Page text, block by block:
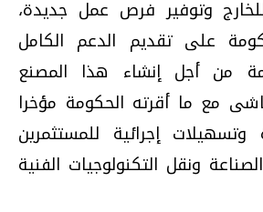
وتوفير فرص عمل جديدة،
على تقديم الدعم الكامل
من أجل إنشاء هذا المصنع
مع ما أقرته الحكومة مؤخرا
إجرائية للمستثمرين
ونقل التكنولوجيات الفنية